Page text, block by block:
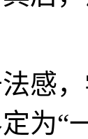
，
为“